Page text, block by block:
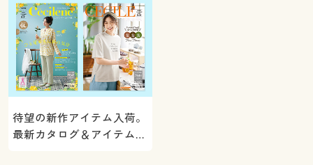
待望の新作アイテム入荷。
最新カタログ＆アイテムを